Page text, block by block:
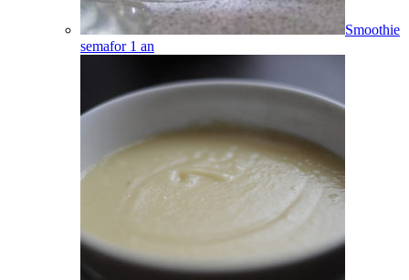
Smoothie
semafor 1 an